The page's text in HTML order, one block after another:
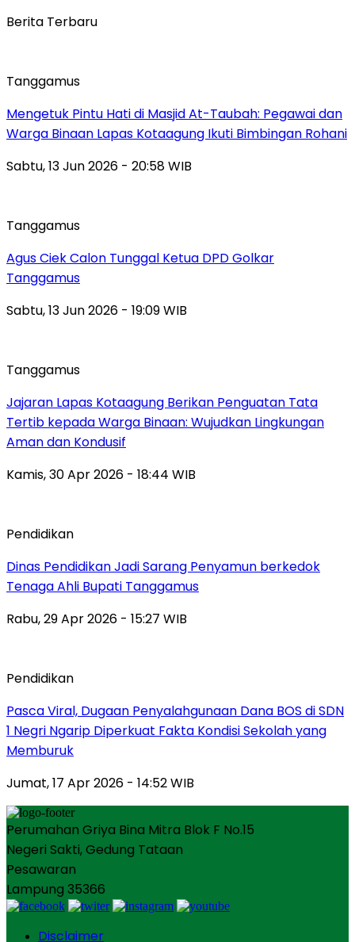
Berita Terbaru
Tanggamus
Mengetuk Pintu Hati di Masjid At-Taubah: Pegawai dan
Warga Binaan Lapas Kotaagung Ikuti Bimbingan Rohani
Sabtu, 13 Jun 2026 - 20:58 WIB
Tanggamus
Agus Ciek Calon Tunggal Ketua DPD Golkar
Tanggamus
Sabtu, 13 Jun 2026 - 19:09 WIB
Tanggamus
Jajaran Lapas Kotaagung Berikan Penguatan Tata
Tertib kepada Warga Binaan: Wujudkan Lingkungan
Aman dan Kondusif
Kamis, 30 Apr 2026 - 18:44 WIB
Pendidikan
Dinas Pendidikan Jadi Sarang Penyamun berkedok
Tenaga Ahli Bupati Tanggamus
Rabu, 29 Apr 2026 - 15:27 WIB
Pendidikan
Pasca Viral, Dugaan Penyalahgunaan Dana BOS di SDN
1 Negri Ngarip Diperkuat Fakta Kondisi Sekolah yang
Memburuk
Jumat, 17 Apr 2026 - 14:52 WIB
Perumahan Griya Bina Mitra Blok F No.15
Negeri Sakti, Gedung Tataan
Pesawaran
Lampung 35366
Disclaimer